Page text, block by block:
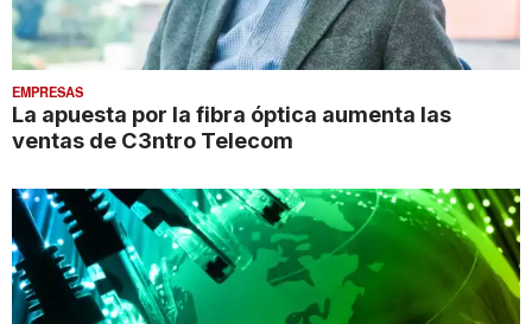
EMPRESAS
La apuesta por la fibra óptica aumenta las
ventas de C3ntro Telecom